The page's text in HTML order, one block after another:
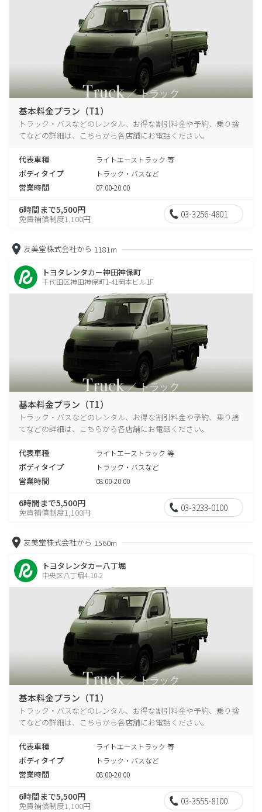
基本料金プラン（T1）
トラック・バスなどのレンタル、お得な割引料金や予約、乗り捨
てなどの詳細は、こちらから各店舗にお電話ください。
代表車種 ライトエーストラック 等
ボディタイプ トラック・バスなど
営業時間 07:00-20:00
6時間まで5,500円
免責補償制度1,100円 03-3256-4801
友美堂株式会社から 1181m
トヨタレンタカー神田神保町
千代田区神田神保町1-41岡本ビル1F
基本料金プラン（T1）
トラック・バスなどのレンタル、お得な割引料金や予約、乗り捨
てなどの詳細は、こちらから各店舗にお電話ください。
代表車種 ライトエーストラック 等
ボディタイプ トラック・バスなど
営業時間 08:00-20:00
6時間まで5,500円
免責補償制度1,100円 03-3233-0100
友美堂株式会社から 1560m
トヨタレンタカー八丁堀
中央区八丁堀4-10-2
基本料金プラン（T1）
トラック・バスなどのレンタル、お得な割引料金や予約、乗り捨
てなどの詳細は、こちらから各店舗にお電話ください。
代表車種 ライトエーストラック 等
ボディタイプ トラック・バスなど
営業時間 08:00-20:00
6時間まで5,500円
免責補償制度1,100円 03-3555-8100